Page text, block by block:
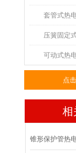
套管式热
压簧固定
可动式热
点
相
锥形保护管热